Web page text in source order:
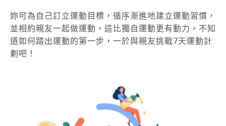
妳可為自己訂立運動目標，循序漸進地建立運動習慣，
並相約親友一起做運動，這比獨自運動更有動力。不知
道如何踏出運動的第一步，一於與親友挑戰7天運動計
劃吧！